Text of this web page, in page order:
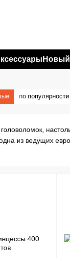
Новый
по популярности
из ведущих